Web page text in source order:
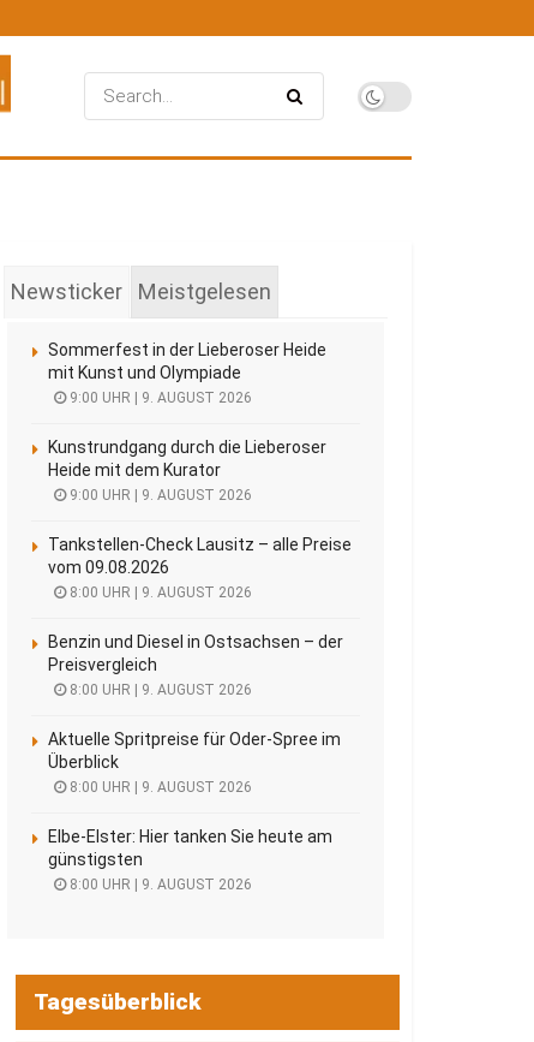
Newsticker Meistgelesen
Sommerfest in der Lieberoser Heide
mit Kunst und Olympiade
9:00 UHR | 9. AUGUST 2026
Kunstrundgang durch die Lieberoser
Heide mit dem Kurator
9:00 UHR | 9. AUGUST 2026
Tankstellen-Check Lausitz – alle Preise
vom 09.08.2026
8:00 UHR | 9. AUGUST 2026
Benzin und Diesel in Ostsachsen – der
Preisvergleich
8:00 UHR | 9. AUGUST 2026
Aktuelle Spritpreise für Oder-Spree im
Überblick
8:00 UHR | 9. AUGUST 2026
Elbe-Elster: Hier tanken Sie heute am
günstigsten
8:00 UHR | 9. AUGUST 2026
Tagesüberblick